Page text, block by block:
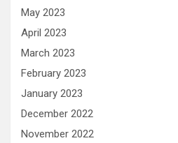
May 2023
April 2023
March 2023
February 2023
January 2023
December 2022
November 2022